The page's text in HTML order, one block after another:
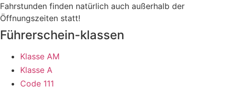
Fahrstunden finden natürlich auch außerhalb der
Öffnungszeiten statt!
Führerschein-klassen
Klasse AM
Klasse A
Code 111